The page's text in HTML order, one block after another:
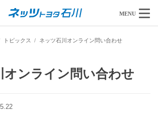
MENU
トピックス ネッツ石川オンライン問い合わせ
オンライン問い合わせ